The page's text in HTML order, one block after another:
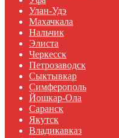
Улан-Удэ
Махачкала
Нальчик
Элиста
Черкесск
Петрозаводск
Сыктывкар
Симферополь
Йошкар-Ола
Саранск
Якутск
Владикавказ